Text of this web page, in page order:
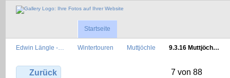
Startseite
Edwin Längle -… Wintertouren Muttjöchle 9.3.16 Muttjöch…
Zurück 7 von 88